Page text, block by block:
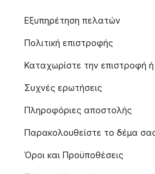
Εξυπηρέτηση πελατών
Πολιτική επιστροφής
Καταχωρίστε την επιστροφή
Συχνές ερωτήσεις
Πληροφόριες αποστολής
Παρακολουθείστε το δέμα
Όροι και Προϋποθέσεις